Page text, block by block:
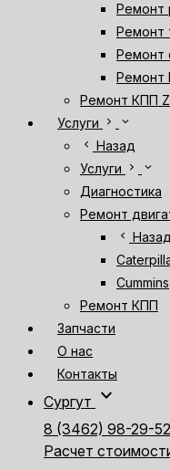
Ремонт
Ремонт
Ремонт
Ремонт
Ремонт КПП
Услуги
chevron_right
expand_more
chevron_left Назад
Услуги
chevron_right expand_more
Диагностика
Ремонт
chevron_left Назад
Cummins
Ремонт КПП
Запчасти
О нас
Контакты
Сургут expand_more
8 (3462) 98-29-52
Расчет